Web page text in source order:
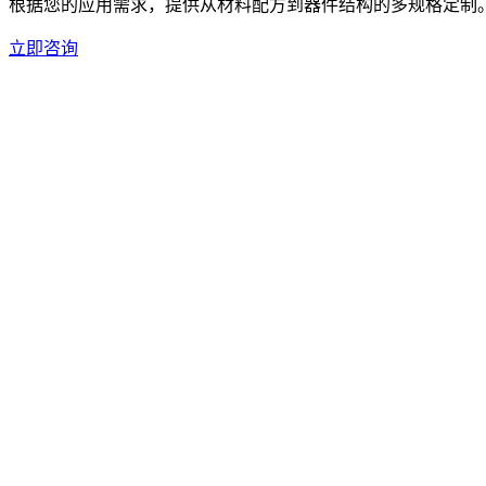
根据您的应用需求，提供从材料配方到器件结构的多规格定制
立即咨询